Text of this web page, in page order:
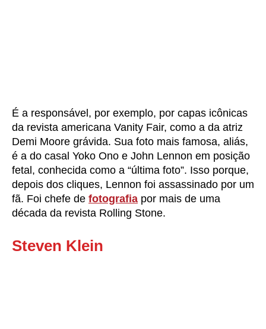
É a responsável, por exemplo, por capas icônicas
da revista americana Vanity Fair, como a da atriz
Demi Moore grávida. Sua foto mais famosa, aliás,
é a do casal Yoko Ono e John Lennon em posição
fetal, conhecida como a “última foto”. Isso porque,
depois dos cliques, Lennon foi assassinado por um
fã. Foi chefe de fotografia por mais de uma
década da revista Rolling Stone.
Steven Klein